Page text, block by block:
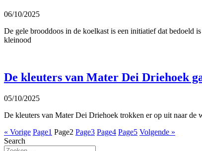
06/10/2025
De gele brooddoos in de koelkast is een initiatief dat bedoeld
kleinood
De kleuters van Mater Dei Driehoek
05/10/2025
De kleuters van Mater Dei Driehoek trokken er op uit naar de
« Vorige Page1 Page2 Page3 Page4 Page5 Volgende »
Search